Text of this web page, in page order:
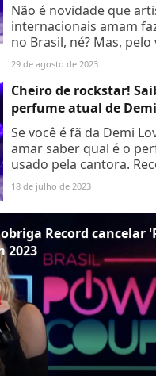
Não é novidade que
internacionais amam
no Brasil, né? Mas, pelo
Lovato superou todos e
que tem o nosso país
coração.
29 de agosto de 2023
Cheiro de rockstar!
perfume atual de
Se você é fã da Demi
amar saber qual é o
usado pela cantora.
a diva revelou qual
costuma usar no seu dia
uma entrevista e deu
18 de julho de 2023
Record cancelar
2023